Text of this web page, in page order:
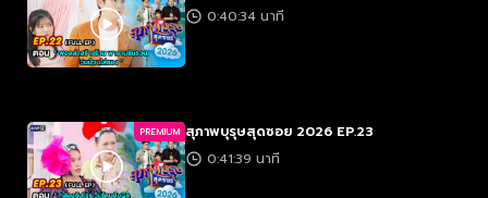
0:40:34 นาที
PREMIUM สุภาพบุรุษสุดซอย 2026 EP.23
0:41:39 นาที